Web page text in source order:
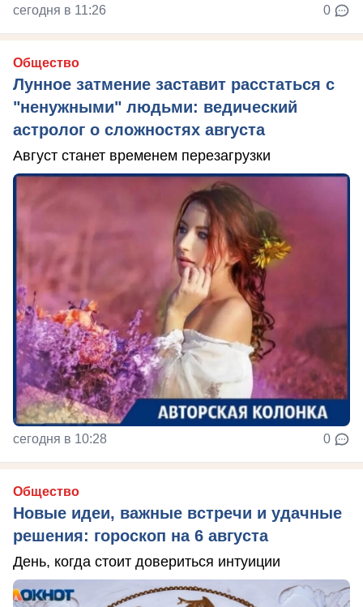
сегодня в 11:26 0
Общество
Лунное затмение заставит расстаться с
"ненужными" людьми: ведический
астролог о сложностях августа
Август станет временем перезагрузки
сегодня в 10:28 0
Общество
Новые идеи, важные встречи и удачные
решения: гороскоп на 6 августа
День, когда стоит довериться интуиции